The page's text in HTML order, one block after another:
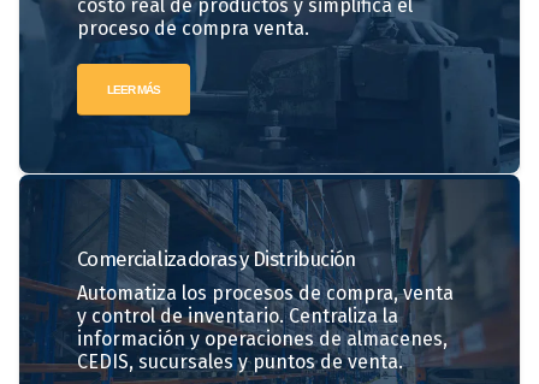
costo real de productos y simplifica el
proceso de compra venta.
LEER MÁS
Comercializadorasy Distribución
Automatiza los procesos de compra, venta
y control de inventario. Centraliza la
información y operaciones de almacenes,
CEDIS, sucursales y puntos de venta.